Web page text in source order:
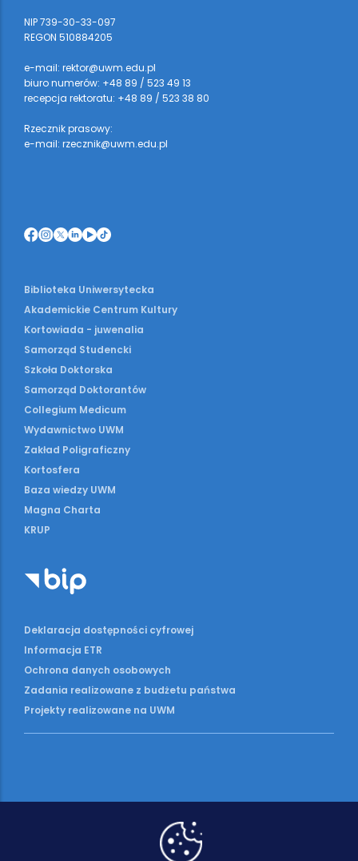
NIP 739-30-33-097
REGON 510884205
e-mail: rektor@uwm.edu.pl
biuro numerów: +48 89 / 523 49 13
recepcja rektoratu: +48 89 / 523 38 80
Rzecznik prasowy:
e-mail: rzecznik@uwm.edu.pl
Biblioteka Uniwersytecka
Akademickie Centrum Kultury
Kortowiada - juwenalia
Samorząd Studencki
Szkoła Doktorska
Samorząd Doktorantów
Collegium Medicum
Wydawnictwo UWM
Zakład Poligraficzny
Kortosfera
Baza wiedzy UWM
Magna Charta
KRUP
Deklaracja dostępności cyfrowej
Informacja ETR
Ochrona danych osobowych
Zadania realizowane z budżetu państwa
Projekty realizowane na UWM